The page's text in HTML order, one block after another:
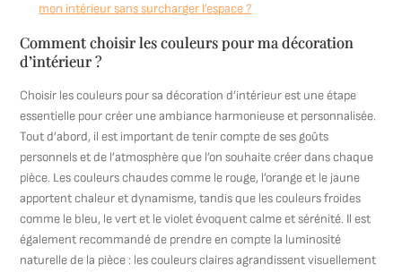
mon intérieur sans surcharger l’espace ?
Comment choisir les couleurs pour ma décoration
d’intérieur ?
Choisir les couleurs pour sa décoration d’intérieur est une étape
essentielle pour créer une ambiance harmonieuse et personnalisée.
Tout d’abord, il est important de tenir compte de ses goûts
personnels et de l’atmosphère que l’on souhaite créer dans chaque
pièce. Les couleurs chaudes comme le rouge, l’orange et le jaune
apportent chaleur et dynamisme, tandis que les couleurs froides
comme le bleu, le vert et le violet évoquent calme et sérénité. Il est
également recommandé de prendre en compte la luminosité
naturelle de la pièce : les couleurs claires agrandissent visuellement